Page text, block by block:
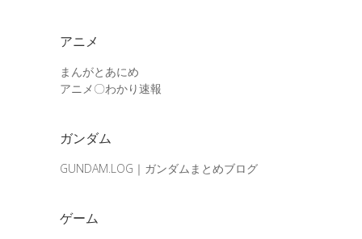
アニメ
まんがとあにめ
アニメ〇わかり速報
ガンダム
GUNDAM.LOG｜ガンダムまとめブログ
ゲーム